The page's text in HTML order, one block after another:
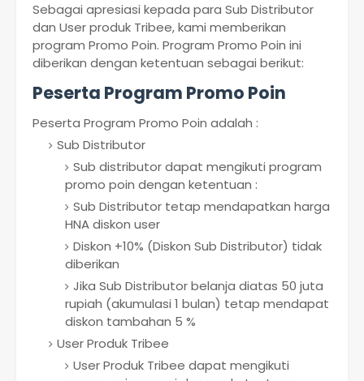
Sebagai apresiasi kepada para Sub Distributor
dan User produk Tribee, kami memberikan
program Promo Poin. Program Promo Poin ini
diberikan dengan ketentuan sebagai berikut:
Peserta Program Promo Poin
Peserta Program Promo Poin adalah :
Sub Distributor
Sub distributor dapat mengikuti program
promo poin dengan ketentuan :
Sub Distributor tetap mendapatkan harga
HNA diskon user
Diskon +10% (Diskon Sub Distributor) tidak
diberikan
Jika Sub Distributor belanja diatas 50 juta
rupiah (akumulasi 1 bulan) tetap mendapat
diskon tambahan 5 %
User Produk Tribee
User Produk Tribee dapat mengikuti